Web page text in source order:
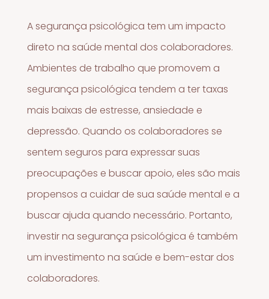
A segurança psicológica tem um impacto
direto na saúde mental dos colaboradores.
Ambientes de trabalho que promovem a
segurança psicológica tendem a ter taxas
mais baixas de estresse, ansiedade e
depressão. Quando os colaboradores se
sentem seguros para expressar suas
preocupações e buscar apoio, eles são mais
propensos a cuidar de sua saúde mental e a
buscar ajuda quando necessário. Portanto,
investir na segurança psicológica é também
um investimento na saúde e bem-estar dos
colaboradores.